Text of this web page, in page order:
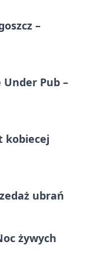
–
Under Pub –
kobiecej
ubrań
żywych